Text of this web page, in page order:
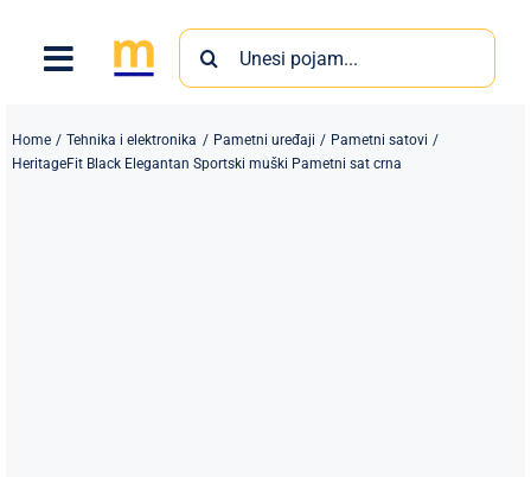
content
Search
for:
Home Tehnika i elektronika Pametni uređaji
Pametni satovi
HeritageFit Black Elegantan Sportski muški Pametni sat crna